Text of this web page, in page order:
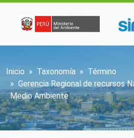
Sobrescribir enlaces
Inicio Taxonomía
Término
Gerencia Regional de recursos
Medio Ambiente